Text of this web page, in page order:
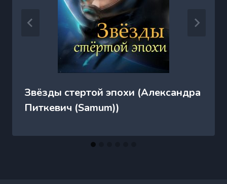
Звёзды стертой эпохи (Александра
Питкевич (Samum))